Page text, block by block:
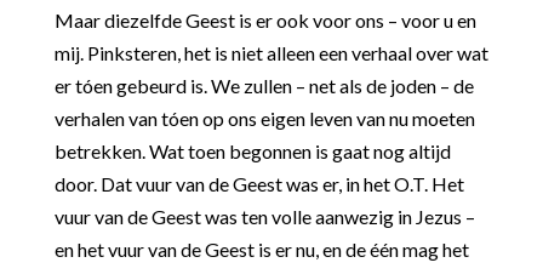
Maar diezelfde Geest is er ook voor ons – voor u en
mij. Pinksteren, het is niet alleen een verhaal over wat
er tóen gebeurd is. We zullen – net als de joden – de
verhalen van tóen op ons eigen leven van nu moeten
betrekken. Wat toen begonnen is gaat nog altijd
door. Dat vuur van de Geest was er, in het O.T. Het
vuur van de Geest was ten volle aanwezig in Jezus –
en het vuur van de Geest is er nu, en de één mag het